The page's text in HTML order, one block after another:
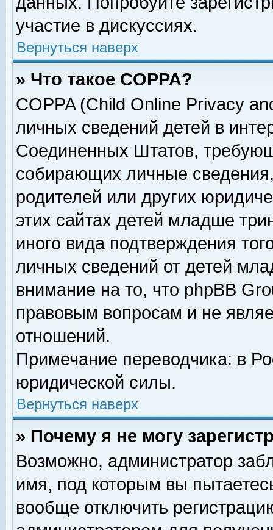
участие в дискуссиях.
Вернуться наверх
» Что такое COPPA?
COPPA (Child Online Privacy
личных сведений детей в
Соединенных Штатов,
собирающих личные
родителей или других
этих сайтах детей младше
иного вида подтверждения
личных сведений от детей
внимание на то, что phpBB
правовым вопросам и не
отношений.
Примечание переводчика: в
юридической силы.
Вернуться наверх
» Почему я не могу
Возможно, администратор
имя, под которым вы
вообще отключить